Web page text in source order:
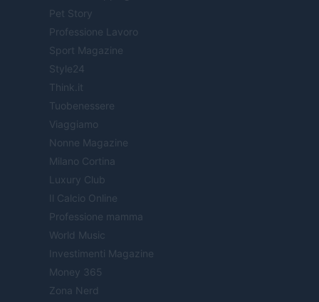
Pet Story
Professione Lavoro
Sport Magazine
Style24
Think.it
Tuobenessere
Viaggiamo
Nonne Magazine
Milano Cortina
Luxury Club
Il Calcio Online
Professione mamma
World Music
Investimenti Magazine
Money 365
Zona Nerd